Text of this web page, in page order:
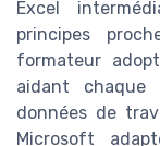
Excel
principes
formateur
aidant chaque
données de
Microsoft